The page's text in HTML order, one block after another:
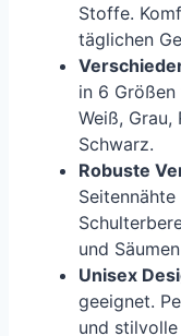
Stoffe.
täglichen
in 6
Weiß, Grau,
Schwarz.
Robuste
und
Unisex
geeignet.
und